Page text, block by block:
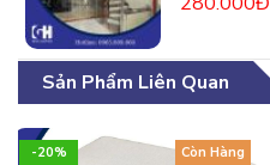
Sản Phẩm Liên Quan
-20% Còn Hàng